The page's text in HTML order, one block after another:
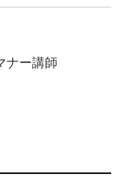
ナー講師